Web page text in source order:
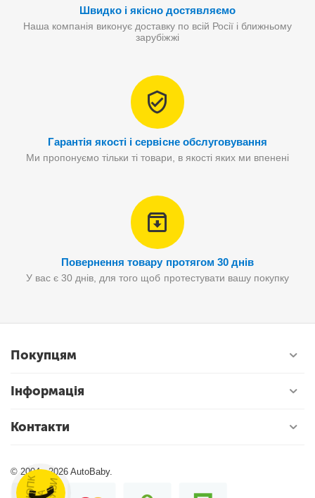
Швидко і якісно достявляємо
Наша компанія виконує доставку по всій Росії і ближньому
зарубіжжі
Гарантія якості і сервісне обслуговування
Ми пропонуємо тільки ті товари, в якості яких ми впенені
Повернення товару протягом 30 днів
У вас є 30 днів, для того щоб протестувати вашу покупку
Покупцям
Інформація
Контакти
© 2004 - 2026 AutoBaby.
КНОПК
А